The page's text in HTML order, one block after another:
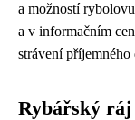
a možností
a v informačním
strávení příjemného
Rybářský ráj